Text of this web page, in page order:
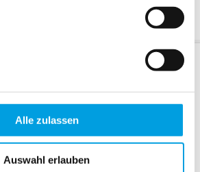
Alle zulassen
Auswahl erlauben
Extras im Detail
Seitenführung
+ 14,80 CHF